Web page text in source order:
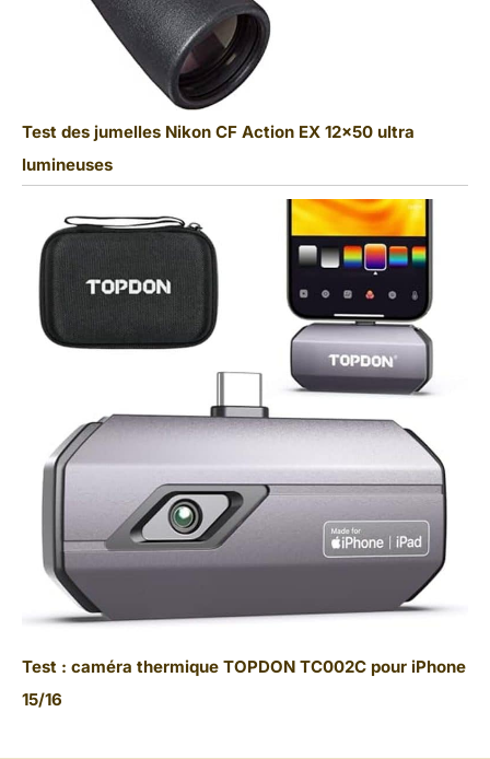
Test des jumelles Nikon CF Action EX 12×50 ultra
lumineuses
Test : caméra thermique TOPDON TC002C pour iPhone
15/16